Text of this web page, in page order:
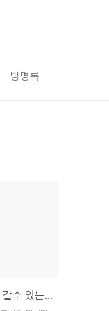
방명록
[캠핑] - 짐 하나 안들고 갈수 있는 캠핑장!